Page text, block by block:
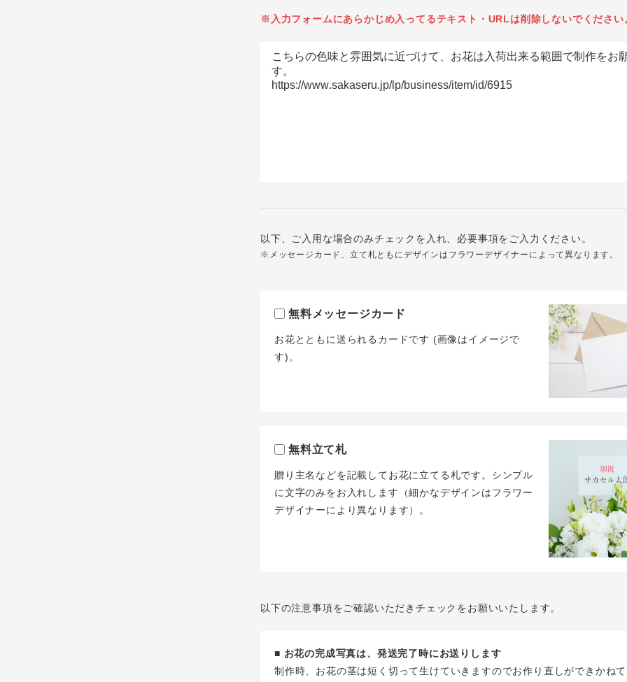
※入力フォームにあらかじめ入ってるテキスト・URLは削除しないでください
以下、ご入用な場合のみチェックを入れ、必要事項をご入力ください。
※メッセージカード、立て札ともにデザインはフラワーデザイナーによって異なります。
無料メッセージカード
お花とともに送られるカードです (画像はイメージで
す)。
無料立て札
贈り主名などを記載してお花に立てる札です。シンプル
に文字のみをお入れします（細かなデザインはフラワー
デザイナーにより異なります）。
以下の注意事項をご確認いただきチェックをお願いいたします。
■ お花の完成写真は、発送完了時にお送りします
制作時、お花の茎は短く切って生けていきますのでお作り直しができかね